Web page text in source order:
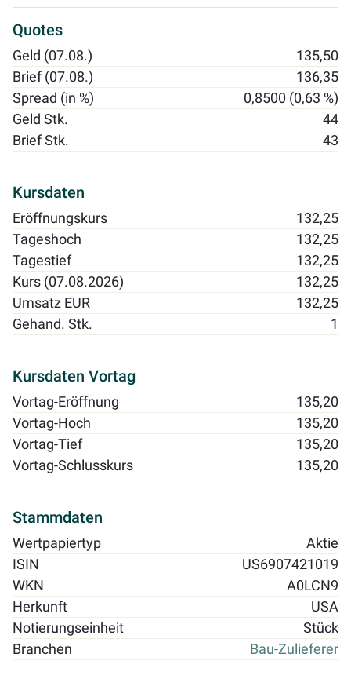
Quotes
Geld (07.08.)
135,50
Brief (07.08.)
136,35
Spread (in %)
0,8500 (0,63 %)
Geld Stk.
44
Brief Stk.
43
Kursdaten
Eröffnungskurs
132,25
Tageshoch
132,25
Tagestief
132,25
Kurs (07.08.2026)
132,25
Umsatz EUR
132,25
Gehand. Stk.
1
Kursdaten Vortag
Vortag-Eröffnung
135,20
Vortag-Hoch
135,20
Vortag-Tief
135,20
Vortag-Schlusskurs
135,20
Stammdaten
Wertpapiertyp
Aktie
ISIN
US6907421019
WKN
A0LCN9
Herkunft
USA
Notierungseinheit
Stück
Branchen
Bau-Zulieferer